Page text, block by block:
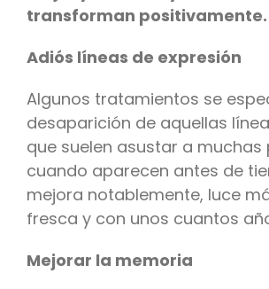
transforman positivamente.
Adiós líneas de expresión
Algunos tratamientos se
desaparición de aquellas
que suelen asustar a muchas
cuando aparecen antes de
mejora notablemente, luce
fresca y con unos cuantos
Mejorar la memoria